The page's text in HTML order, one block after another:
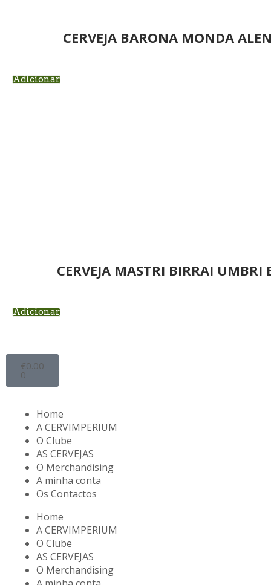
CERVEJA BARONA MONDA
Adicionar
CERVEJA MASTRI BIRRAI
Adicionar
€0.00
0
Home
A CERVIMPERIUM
O Clube
AS CERVEJAS
O Merchandising
A minha conta
Os Contactos
Home
A CERVIMPERIUM
O Clube
AS CERVEJAS
O Merchandising